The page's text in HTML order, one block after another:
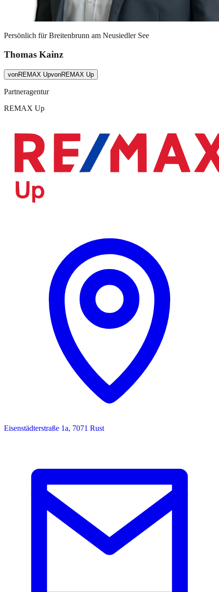
Persönlich fürBreitenbrunn am Neusiedler See
Thomas Kainz
vonREMAX UpvonREMAX Up
Partneragentur
REMAX Up
Eisenstädterstraße 1a, 7071 Rust